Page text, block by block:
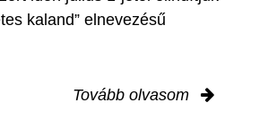
kaland” elnevezésű
Tovább olvasom